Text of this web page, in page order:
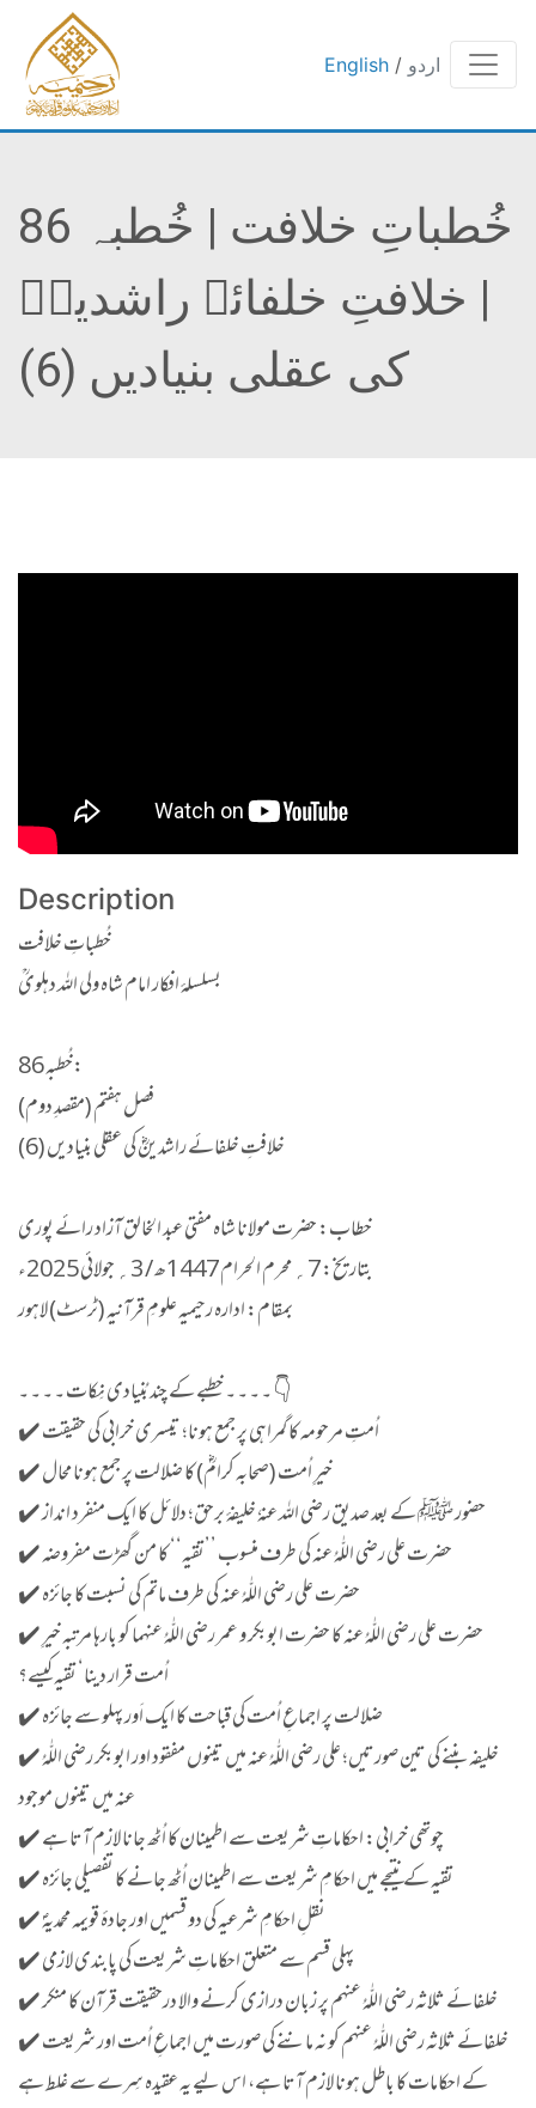
English / اردو
خُطباتِ خلافت | خُطبہ 86
| خلافتِ خلفائے راشدینؓ
کی عقلی بنیادیں (6)
Description
خُطباتِ خلافت
بسلسلۂ افکار امام شاہ ولی اللہ دہلویؒ
خُطبہ 86:
فصل ہفتم (مقصدِ دوم)
خلافتِ خلفائے راشدینؓ کی عقلی بنیادیں (6)
خطاب: حضرت مولانا شاہ مفتی عبد الخالق آزاد رائے پوری
بتاریخ: 7؍ محرم الحرام 1447ھ / 3؍ جولائی 2025ء
بمقام: ادارہ رحیمیہ علومِ قرآنیہ (ٹرسٹ) لاہور
۔ ۔ ۔ ۔ خطبے کے چند بُنیادی نِکات ۔ ۔ ۔ ۔ 👇
✔️ اُمتِ مرحومہ کا گمراہی پر جمع ہونا؛ تیسری خرابی کی حقیقت
✔️ خیرِ اُمت (صحابہ کرامؓ) کا ضلالت پر جمع ہونا محال
✔️ حضور ﷺ کے بعد صدیق رضی اللہ عنہٗ خلیفۂ برحق؛ دلائل کا ایک منفرد انداز
✔️ حضرت علی رضي اللّٰهُ عنه کی طرف منسوب ’’تقیہ‘‘ کا من گھڑت مفروضہ
✔️ حضرت علی رضي اللّٰهُ عنه کی طرف ماتم کی نسبت کا جائزہ
✔️ حضرت علی رضي اللّٰهُ عنه کا حضرت ابوبکر و عمر رضي اللّٰهُ عنهما کو بارہا مرتبہ خیرِ
اُمت قرار دینا‘ تقیہ کیسے؟
✔️ ضلالت پر اجماعِ اُمت کی قباحت کا ایک اَور پہلو سے جائزہ
✔️ خلیفہ بننے کی تین صورتیں؛ علی رضي اللّٰهُ عنه میں تینوں مفقود اور ابوبکر رضي اللّٰهُ
عنه میں تینوں موجود
✔️ چوتھی خرابی: احکاماتِ شریعت سے اطمینان کا اُٹھ جانا لازم آتا ہے
✔️ تقیہ کے نتیجے میں احکامِ شریعت سے اطمینان اُٹھ جانے کا تفصیلی جائزہ
✔️ نقلِ احکامِ شرعیہ کی دو قسمیں اور جادۂ قویمہ محمدیہؐ
✔️ پہلی قسم سے متعلق احکاماتِ شریعت کی پابندی لازمی
✔️ خلفائے ثلاثہ رضي اللّٰهُ عنهم پر زبان درازی کرنے والا درحقیقت قرآن کا منکر
✔️ خلفائے ثلاثہ رضي اللّٰهُ عنهم کو نہ ماننے کی صورت میں اجماعِ اُمت اور شریعت
کے احکامات کا باطل ہونا لازم آتا ہے، اس لیے یہ عقیدہ سِرے سے غلط ہے